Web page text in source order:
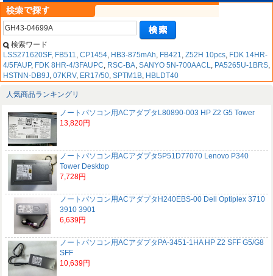
検索ワード
LSS271620SF, FB511, CP1454, HB3-875mAh, FB421, Z52H 10pcs, FDK 14HR-
4/5FAUP, FDK 8HR-4/3FAUPC, RSC-BA, SANYO 5N-700AACL, PA5265U-1BRS,
HSTNN-DB9J, 07KRV, ER17/50, SPTM1B, HBLDT40
人気商品ランキングリ
ノートパソコン用ACアダプタL80890-003 HP Z2 G5 Tower
13,820円
ノートパソコン用ACアダプタ5P51D77070 Lenovo P340
Tower Desktop
7,728円
ノートパソコン用ACアダプタH240EBS-00 Dell Optiplex 3710
3910 3901
6,639円
ノートパソコン用ACアダプタPA-3451-1HA HP Z2 SFF G5/G8
SFF
10,639円